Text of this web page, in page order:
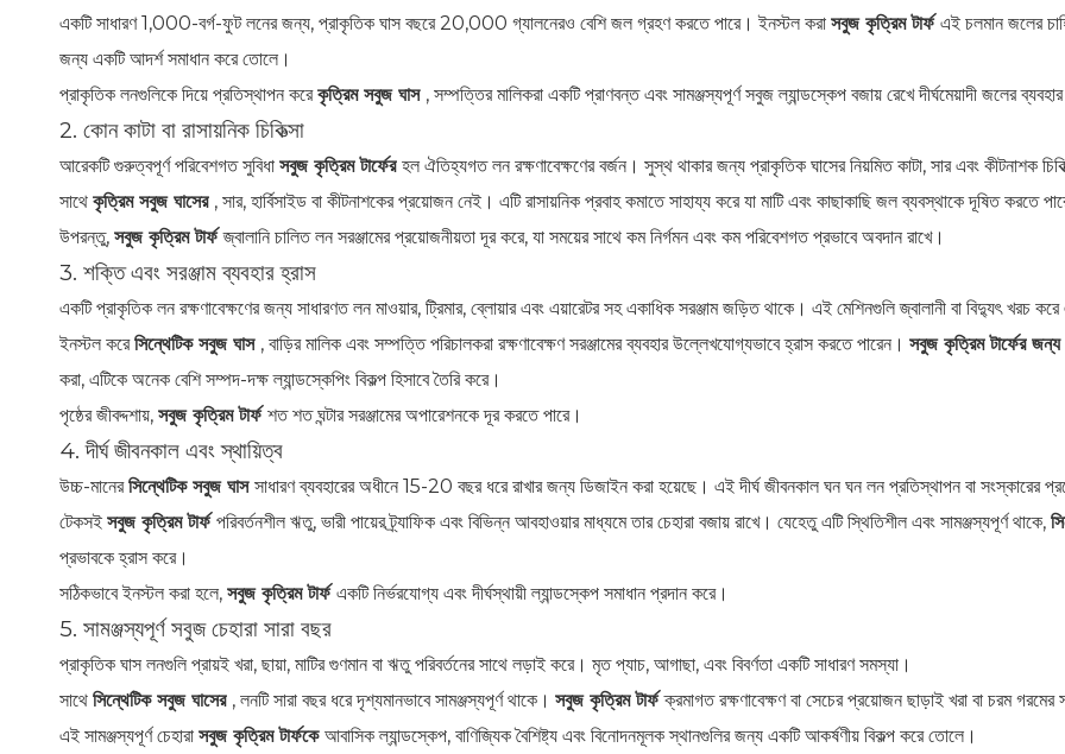
একটি সাধারণ 1,000-বর্গ-ফুট লনের জন্য, প্রাকৃতিক ঘাস বছরে 20,000 গ্যালনেরও বেশি জল গ্রহণ করতে পারে। ইনস্টল করা সবুজ কৃত্রিম টার্ফএই চলমান জলের
জন্য একটি আদর্শ সমাধান করে তোলে।
প্রাকৃতিক লনগুলিকে দিয়ে প্রতিস্থাপন করেকৃত্রিম সবুজ ঘাস , সম্পত্তির মালিকরা একটি প্রাণবন্ত এবং সামঞ্জস্যপূর্ণ সবুজ ল্যান্ডস্কেপ বজায় রেখে দীর্ঘমেয়াদী জলের
2. কোন কাটা বা রাসায়নিক চিকিত্সা
আরেকটি গুরুত্বপূর্ণ পরিবেশগত সুবিধা সবুজ কৃত্রিম টার্ফের হল ঐতিহ্যগত লন রক্ষণাবেক্ষণের বর্জন। সুস্থ থাকার জন্য প্রাকৃতিক ঘাসের নিয়মিত কাটা, সার এবং কীটনাশক
সাথে কৃত্রিম সবুজ ঘাসের , সার, হার্বিসাইড বা কীটনাশকের প্রয়োজন নেই। এটি রাসায়নিক প্রবাহ কমাতে সাহায্য করে যা মাটি এবং কাছাকাছি জল ব্যবস্থাকে দূষিত করতে
উপরন্তু, সবুজ কৃত্রিম টার্ফজ্বালানি চালিত লন সরঞ্জামের প্রয়োজনীয়তা দূর করে, যা সময়ের সাথে কম নির্গমন এবং কম পরিবেশগত প্রভাবে অবদান রাখে।
3. শক্তি এবং সরঞ্জাম ব্যবহার হ্রাস
একটি প্রাকৃতিক লন রক্ষণাবেক্ষণের জন্য সাধারণত লন মাওয়ার, ট্রিমার, ব্লোয়ার এবং এয়ারেটর সহ একাধিক সরঞ্জাম জড়িত থাকে। এই মেশিনগুলি জ্বালানী বা বিদ্যুৎ খরচ
ইনস্টল করেসিন্থেটিক সবুজ ঘাস , বাড়ির মালিক এবং সম্পত্তি পরিচালকরা রক্ষণাবেক্ষণ সরঞ্জামের ব্যবহার উল্লেখযোগ্যভাবে হ্রাস করতে পারেন। সবুজ কৃত্রিম টার্ফের জন্য
করা, এটিকে অনেক বেশি সম্পদ-দক্ষ ল্যান্ডস্কেপিং বিকল্প হিসাবে তৈরি করে।
পৃষ্ঠের জীবদ্দশায়, সবুজ কৃত্রিম টার্ফশত শত ঘন্টার সরঞ্জামের অপারেশনকে দূর করতে পারে।
4. দীর্ঘ জীবনকাল এবং স্থায়িত্ব
উচ্চ-মানেরসিন্থেটিক সবুজ ঘাস সাধারণ ব্যবহারের অধীনে 15-20 বছর ধরে রাখার জন্য ডিজাইন করা হয়েছে। এই দীর্ঘ জীবনকাল ঘন ঘন লন প্রতিস্থাপন বা সংস্কারের
টেকসই সবুজ কৃত্রিম টার্ফপরিবর্তনশীল ঋতু, ভারী পায়ের ট্র্যাফিক এবং বিভিন্ন আবহাওয়ার মাধ্যমে তার চেহারা বজায় রাখে। যেহেতু এটি স্থিতিশীল এবং সামঞ্জস্যপূর্ণ থাকে,
প্রভাবকে হ্রাস করে।
সঠিকভাবে ইনস্টল করা হলে, সবুজ কৃত্রিম টার্ফএকটি নির্ভরযোগ্য এবং দীর্ঘস্থায়ী ল্যান্ডস্কেপ সমাধান প্রদান করে।
5. সামঞ্জস্যপূর্ণ সবুজ চেহারা সারা বছর
প্রাকৃতিক ঘাস লনগুলি প্রায়ই খরা, ছায়া, মাটির গুণমান বা ঋতু পরিবর্তনের সাথে লড়াই করে। মৃত প্যাচ, আগাছা, এবং বিবর্ণতা একটি সাধারণ সমস্যা।
সাথে সিন্থেটিক সবুজ ঘাসের , লনটি সারা বছর ধরে দৃশ্যমানভাবে সামঞ্জস্যপূর্ণ থাকে। সবুজ কৃত্রিম টার্ফক্রমাগত রক্ষণাবেক্ষণ বা সেচের প্রয়োজন ছাড়াই খরা বা চরম
এই সামঞ্জস্যপূর্ণ চেহারা সবুজ কৃত্রিম টার্ফকে আবাসিক ল্যান্ডস্কেপ, বাণিজ্যিক বৈশিষ্ট্য এবং বিনোদনমূলক স্থানগুলির জন্য একটি আকর্ষণীয় বিকল্প করে তোলে।